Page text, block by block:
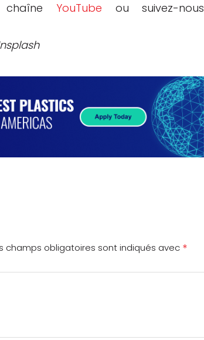
chaîne YouTube ou suivez-nous
champs obligatoires sont indiqués avec *